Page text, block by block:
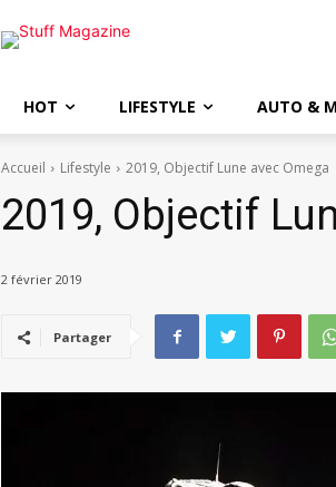
HOT LIFESTYLE AUTO &
Accueil Lifestyle 2019, Objectif Lune avec Omega
2019, Objectif
2 février 2019
Partager